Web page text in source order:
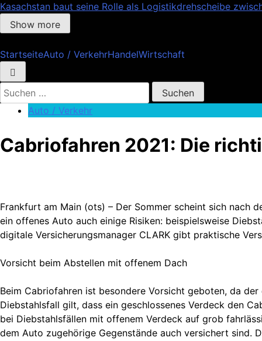
Kasachstan baut seine Rolle als Logistikdrehscheibe
Show more
StartseiteAuto / VerkehrHandelWirtschaft
Suchen
nach:
Auto / Verkehr
Cabriofahren 2021: Die
Frankfurt am Main (ots) – Der Sommer scheint sich nach
ein offenes Auto auch einige Risiken: beispielsweise
digitale Versicherungsmanager CLARK gibt praktische
Vorsicht beim Abstellen mit offenem Dach
Beim Cabriofahren ist besondere Vorsicht geboten, da
Diebstahlsfall gilt, dass ein geschlossenes Verdeck den
bei Diebstahlsfällen mit offenem Verdeck auf grob
dem Auto zugehörige Gegenstände auch versichert sind.